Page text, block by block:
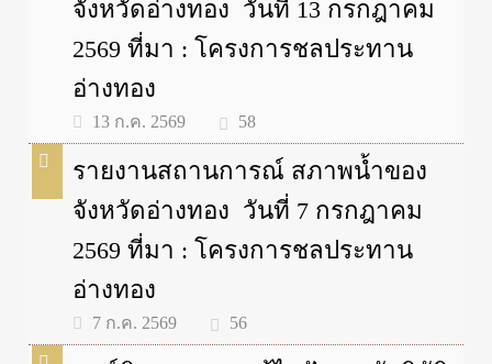
จังหวัดอ่างทอง วันที่ 13 กรกฎาคม
2569 ที่มา : โครงการชลประทาน
อ่างทอง
13 ก.ค. 2569 58
รายงานสถานการณ์ สภาพน้ำของ
จังหวัดอ่างทอง วันที่ 7 กรกฎาคม
2569 ที่มา : โครงการชลประทาน
อ่างทอง
7 ก.ค. 2569 56